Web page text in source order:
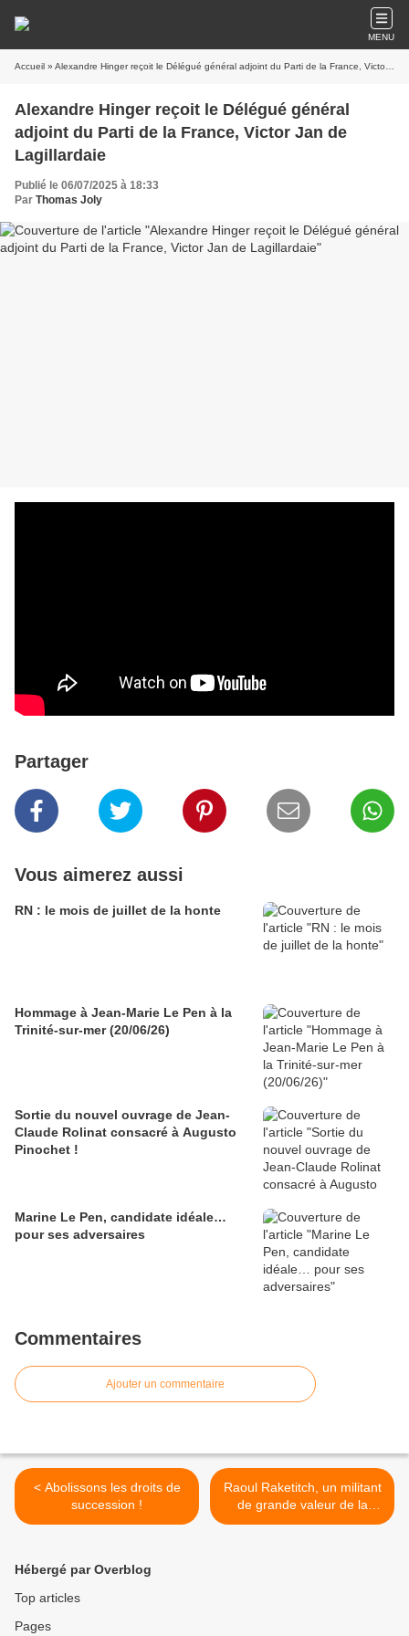
MENU
Accueil » Alexandre Hinger reçoit le Délégué général adjoint du Parti de la France, Victor Jan de Lagillardaie
Alexandre Hinger reçoit le Délégué général
adjoint du Parti de la France, Victor Jan de
Lagillardaie
Publié le 06/07/2025 à 18:33
Par Thomas Joly
Partager
Vous aimerez aussi
RN : le mois de juillet de la honte
Hommage à Jean-Marie Le Pen à la
Trinité-sur-mer (20/06/26)
Sortie du nouvel ouvrage de Jean-
Claude Rolinat consacré à Augusto
Pinochet !
Marine Le Pen, candidate idéale…
pour ses adversaires
Commentaires
Ajouter un commentaire
< Abolissons les droits de
succession !
Raoul Raketitch, un militant
de grande valeur de la
cause nationale nous a
Hébergé par Overblog
Top articles
Pages